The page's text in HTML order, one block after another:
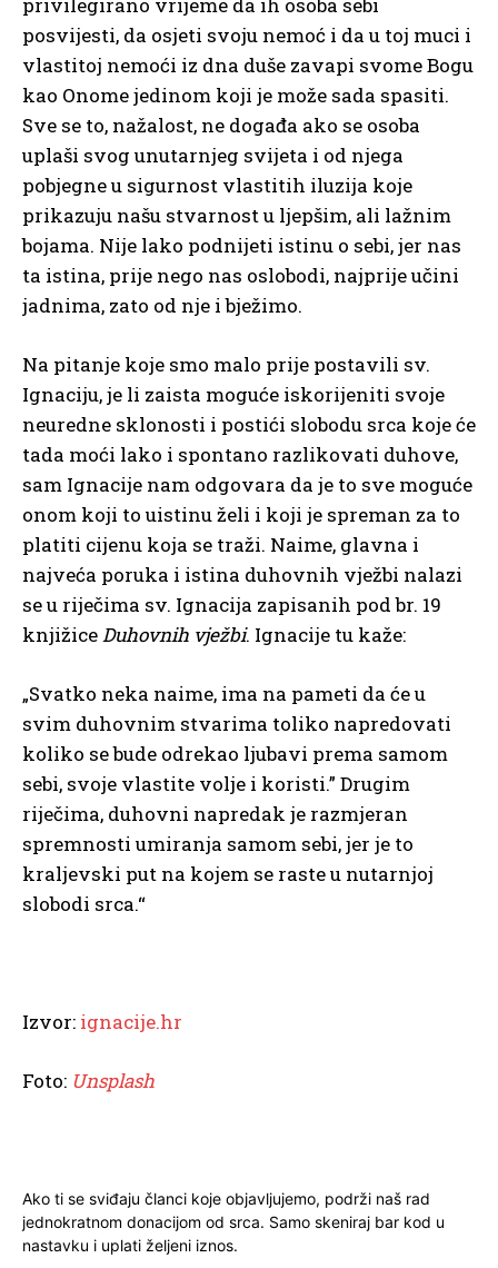
privilegirano vrijeme da ih osoba sebi
posvijesti, da osjeti svoju nemoć i da u toj muci i
vlastitoj nemoći iz dna duše zavapi svome Bogu
kao Onome jedinom koji je može sada spasiti.
Sve se to, nažalost, ne događa ako se osoba
uplaši svog unutarnjeg svijeta i od njega
pobjegne u sigurnost vlastitih iluzija koje
prikazuju našu stvarnost u ljepšim, ali lažnim
bojama. Nije lako podnijeti istinu o sebi, jer nas
ta istina, prije nego nas oslobodi, najprije učini
jadnima, zato od nje i bježimo.
Na pitanje koje smo malo prije postavili sv.
Ignaciju, je li zaista moguće iskorijeniti svoje
neuredne sklonosti i postići slobodu srca koje će
tada moći lako i spontano razlikovati duhove,
sam Ignacije nam odgovara da je to sve moguće
onom koji to uistinu želi i koji je spreman za to
platiti cijenu koja se traži. Naime, glavna i
najveća poruka i istina duhovnih vježbi nalazi
se u riječima sv. Ignacija zapisanih pod br. 19
knjižiceDuhovnih vježbi. Ignacije tu kaže:
„Svatko neka naime, ima na pameti da će u
svim duhovnim stvarima toliko napredovati
koliko se bude odrekao ljubavi prema samom
sebi, svoje vlastite volje i koristi.” Drugim
riječima, duhovni napredak je razmjeran
spremnosti umiranja samom sebi, jer je to
kraljevski put na kojem se raste u nutarnjoj
slobodi srca.“
Izvor: ignacije.hr
Foto: Unsplash
Ako ti se sviđaju članci koje objavljujemo, podrži naš rad
jednokratnom donacijom od srca. Samo skeniraj bar kod u
nastavku i uplati željeni iznos.